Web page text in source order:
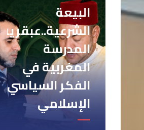
البيعة
الشرعية..عبقرية
المدرسة
المغربية في
الفكر السياسي
الإسلامي